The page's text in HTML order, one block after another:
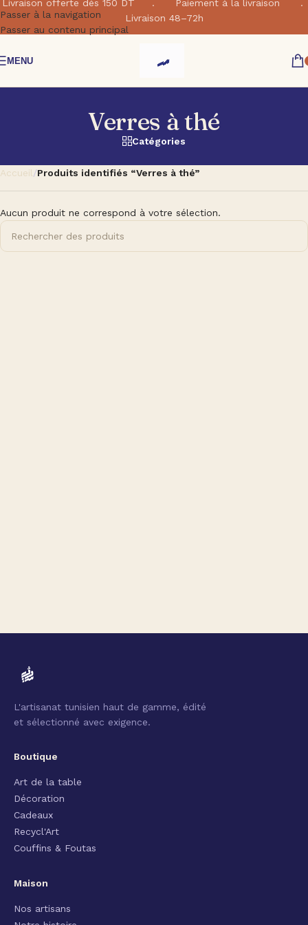
Passer à la navigation
Passer au contenu principal
Livraison offerte dés 150 DT . Paiement à la livraison .
Livraison 48–72h
MENU
Verres à thé
Catégories
Accueil/Produits identifiés “Verres à thé”
Aucun produit ne correspond à votre sélection.
L'artisanat tunisien haut de gamme, édité
et sélectionné avec exigence.
Boutique
Art de la table
Décoration
Cadeaux
Recycl'Art
Couffins & Foutas
Maison
Nos artisans